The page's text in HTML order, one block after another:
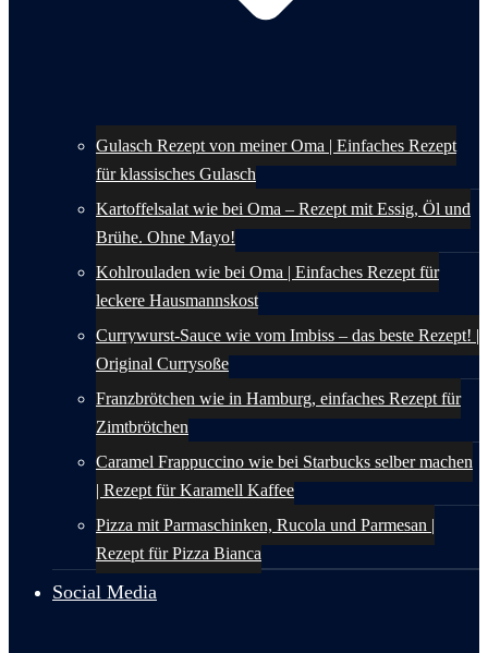
Gulasch Rezept von meiner Oma | Einfaches Rezept
für klassisches Gulasch
Kartoffelsalat wie bei Oma – Rezept mit Essig, Öl und
Brühe. Ohne Mayo!
Kohlrouladen wie bei Oma | Einfaches Rezept für
leckere Hausmannskost
Currywurst-Sauce wie vom Imbiss – das beste Rezept! |
Original Currysoße
Franzbrötchen wie in Hamburg, einfaches Rezept für
Zimtbrötchen
Caramel Frappuccino wie bei Starbucks selber machen
| Rezept für Karamell Kaffee
Pizza mit Parmaschinken, Rucola und Parmesan |
Rezept für Pizza Bianca
Social Media